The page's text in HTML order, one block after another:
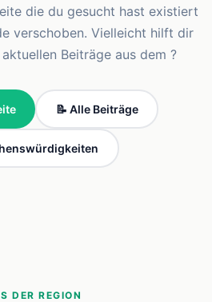
die du gesucht hast existiert
verschoben. Vielleicht hilft dir
Beiträge aus dem ?
📝 Alle Beiträge
DER REGION